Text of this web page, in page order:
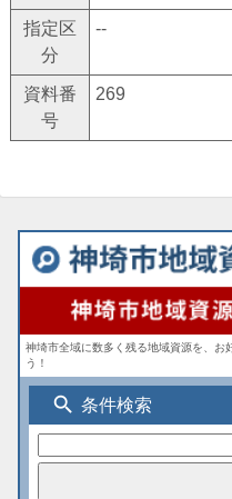
指定区
分
--
資料番
号
269
神埼市全域に数多く残る地域資源を、お
う！
search 条件検索